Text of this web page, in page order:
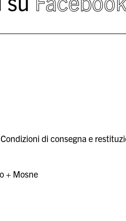
Condizioni di consegna e
+ Mosne